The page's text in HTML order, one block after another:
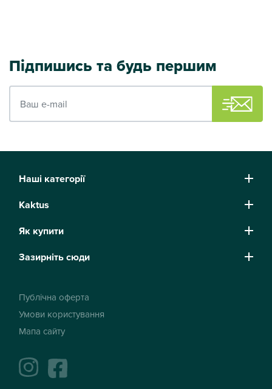
Підпишись та будь першим
Наші категорії
Kaktus
Як купити
Зазирніть сюди
Публічна оферта
Умови користування
Мапа сайту
instagramfacebook